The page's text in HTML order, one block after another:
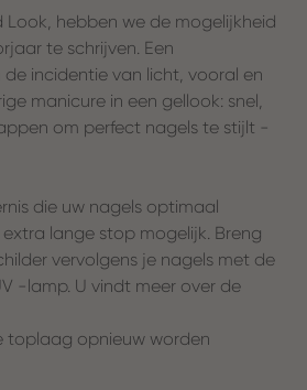
Look, hebben we de mogelijkheid
te schrijven. Een
incidentie van licht, vooral en
manicure in een gellook: snel,
om perfect nagels te stijlt -
die uw nagels optimaal
lange stop mogelijk. Breng
vervolgens je nagels met de
-lamp. U vindt meer over de
toplaag opnieuw worden